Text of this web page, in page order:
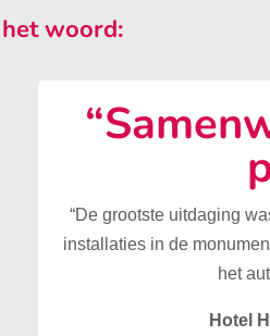
woord:
“De grootste uitdaging
installaties in de
het
Hotel